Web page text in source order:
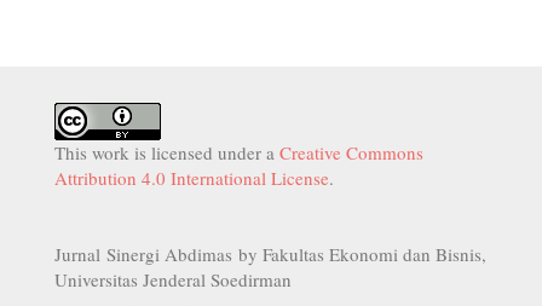
This work is licensed under a Creative Commons
Attribution 4.0 International License.
Jurnal Sinergi Abdimas by Fakultas Ekonomi dan Bisnis,
Universitas Jenderal Soedirman